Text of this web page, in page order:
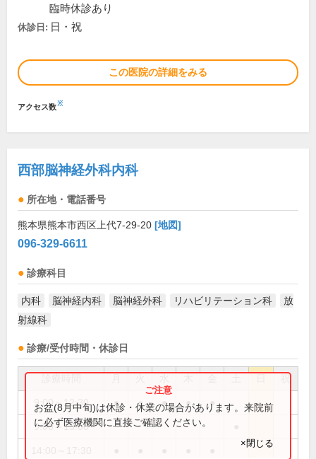
臨時休診あり
休診日: 日・祝
この医院の詳細をみる
アクセス数※
西部脳神経外科内科
所在地・電話番号
熊本県熊本市西区上代7-29-20 [地図]
096-329-6611
診療科目
内科 脳神経内科 脳神経外科 リハビリテーション科
放
射線科
診療/受付時間・休診日
祝
9:00～12:30 ● ● ● ● ●
9:00～13:00
お盆(8月中旬)は休診・休業の場合があります。来院前
に必ず医療機関に直接ご確認ください。
×閉じる